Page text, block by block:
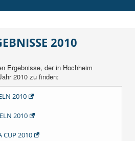
2010
Ergebnisse, der in Hochheim
2010 zu finden:
2010
2010
CUP 2010